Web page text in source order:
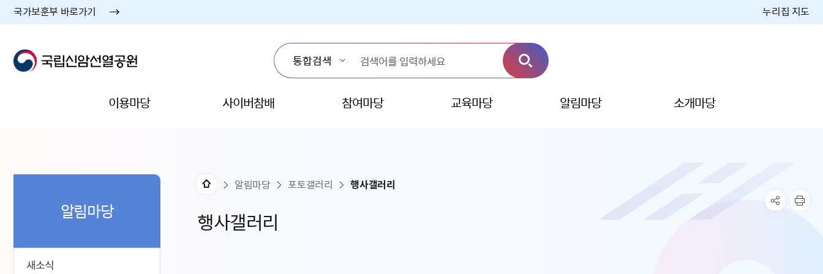
국가보훈부 바로가기 누리집 지도
이용마당 사이버참배 참여마당 교육마당 알림마당 소개마당
행사갤러리
알림마당 포토갤러리 행사갤러리
알림마당
새소식